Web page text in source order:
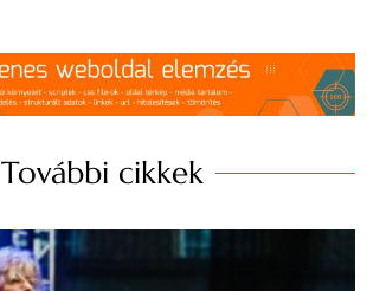
További cikkek